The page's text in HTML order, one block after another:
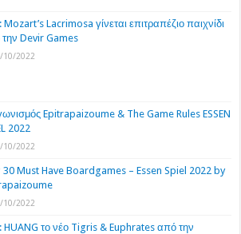
Mozart’s Lacrimosa γίνεται επιτραπέζιο παιχνίδι
Devir Games
10/2022
Epitrapaizoume & The Game Rules ESSEN
2022
10/2022
30 Must Have Boardgames – Essen Spiel 2022 by
10/2022
HUANG το νέο Tigris & Euphrates από την